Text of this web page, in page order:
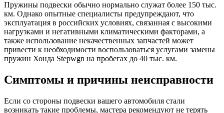
Пружины подвески обычно нормально служат более 150 тыс.
км. Однако опытные специалисты предупреждают, что
эксплуатация в российских условиях, связанная с высокими
нагрузками и негативными климатическими факторами, а
также использование некачественных запчастей может
привести к необходимости воспользоваться услугами замены
пружин Хонда Stepwgn на пробегах до 40 тыс. км.
Симптомы и причины неисправности
Если со стороны подвески вашего автомобиля стали
возникать такие проблемы, мастера рекомендуют не терять